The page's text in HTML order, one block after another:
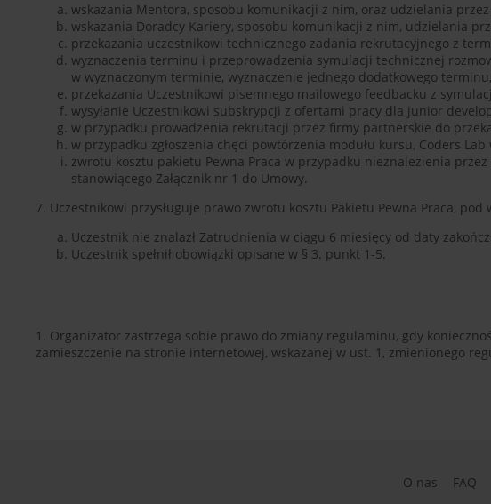
wskazania Mentora, sposobu komunikacji z nim, oraz udzielania
wskazania Doradcy Kariery, sposobu komunikacji z nim, udzielania
przekazania uczestnikowi technicznego zadania rekrutacyjnego z
wyznaczenia terminu i przeprowadzenia symulacji technicznej
w wyznaczonym terminie, wyznaczenie jednego dodatkowego terminu,
przekazania Uczestnikowi pisemnego mailowego feedbacku z
wysyłanie Uczestnikowi subskrypcji z ofertami pracy dla junior
w przypadku prowadzenia rekrutacji przez firmy partnerskie do
w przypadku zgłoszenia chęci powtórzenia modułu kursu, Coders
zwrotu kosztu pakietu Pewna Praca w przypadku nieznalezienia
stanowiącego Załącznik nr 1 do Umowy.
7. Uczestnikowi przysługuje prawo zwrotu kosztu Pakietu Pewna Praca,
Uczestnik nie znalazł Zatrudnienia w ciągu 6 miesięcy od daty
Uczestnik spełnił obowiązki opisane w § 3. punkt 1-5.
1. Organizator zastrzega sobie prawo do zmiany regulaminu, gdy
zamieszczenie na stronie internetowej, wskazanej w ust. 1, zmienionego
O nas FAQ